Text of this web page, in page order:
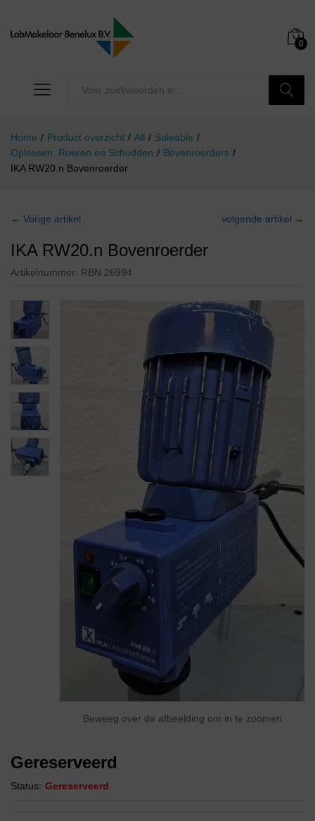
0
Home / Product overzicht / All / Saleable /
Oplossen, Roeren en Schudden / Bovenroerders /
IKA RW20.n Bovenroerder
← Vorige artikel volgende artikel →
IKA RW20.n Bovenroerder
Artikelnummer: RBN 26994
Beweeg over de afbeelding om in te zoomen
Gereserveerd
Status: Gereserveerd